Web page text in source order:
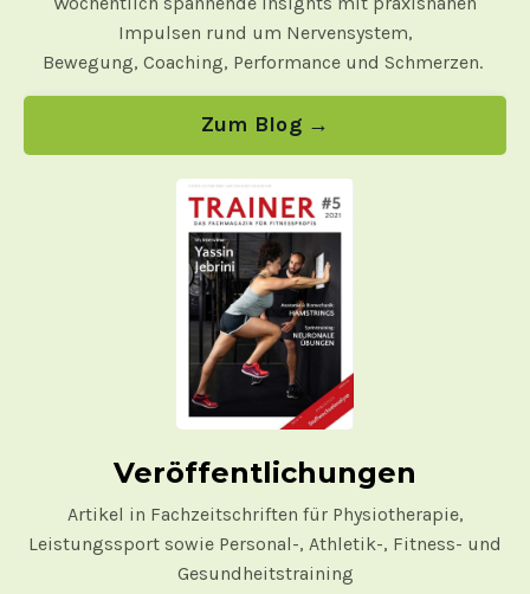
Impulsen rund um Nervensystem,
Bewegung, Coaching, Performance und Schmerzen.
Zum Blog →
Veröffentlichungen
Artikel in Fachzeitschriften für Physiotherapie,
Leistungssport sowie Personal-, Athletik-, Fitness- und
Gesundheitstraining